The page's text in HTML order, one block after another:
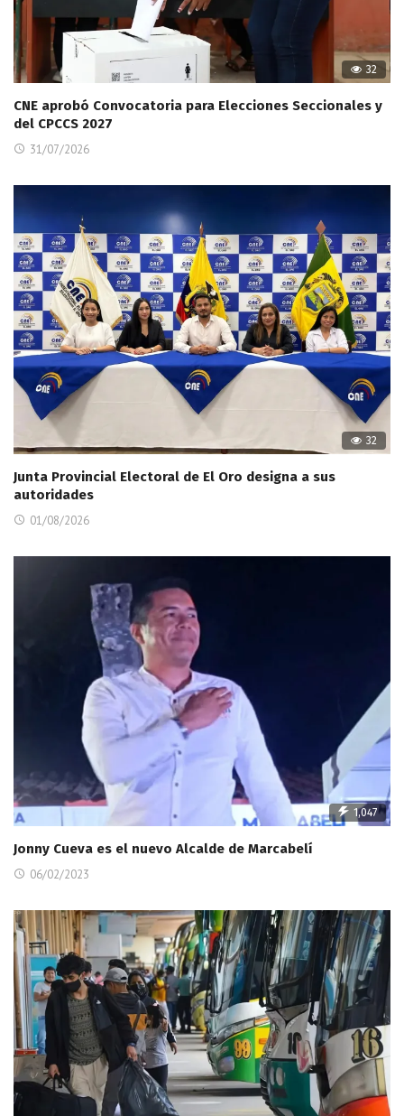
32
CNE aprobó Convocatoria para Elecciones Seccionales y
del CPCCS 2027
31/07/2026
32
Junta Provincial Electoral de El Oro designa a sus
autoridades
01/08/2026
1,047
Jonny Cueva es el nuevo Alcalde de Marcabelí
06/02/2023